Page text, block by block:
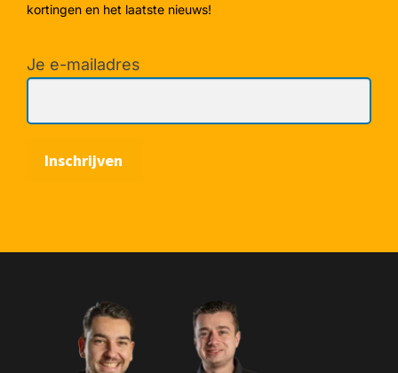
kortingen en het laatste nieuws!
Je e-mailadres